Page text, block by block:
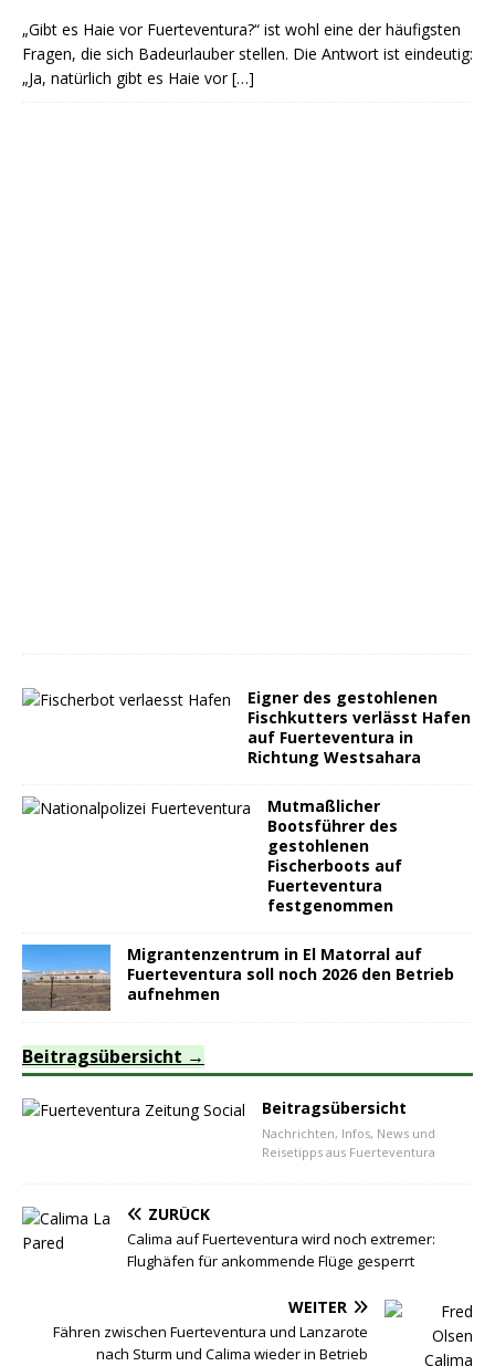
„Gibt es Haie vor Fuerteventura?“ ist wohl eine der häufigsten
Fragen, die sich Badeurlauber stellen. Die Antwort ist eindeutig:
„Ja, natürlich gibt es Haie vor[…]
Eigner des gestohlenen
Fischkutters verlässt Hafen
auf Fuerteventura in
Richtung Westsahara
Mutmaßlicher
Bootsführer des
gestohlenen
Fischerboots auf
Fuerteventura
festgenommen
Migrantenzentrum in El Matorral auf
Fuerteventura soll noch 2026 den Betrieb
aufnehmen
Beitragsübersicht
Beitragsübersicht
Nachrichten, Infos, News und
Reisetipps aus Fuerteventura
ZURÜCK
Calima auf Fuerteventura wird noch extremer:
Flughäfen für ankommende Flüge gesperrt
WEITER
Fähren zwischen Fuerteventura und Lanzarote
nach Sturm und Calima wieder in Betrieb